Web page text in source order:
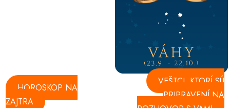
HOROSKOP NA
ZAJTRA
VEŠTCI, KTORÍ SÚ
PRIPRAVENÍ NA